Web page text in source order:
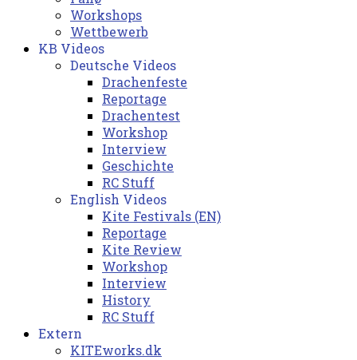
Workshops
Wettbewerb
KB Videos
Deutsche Videos
Drachenfeste
Reportage
Drachentest
Workshop
Interview
Geschichte
RC Stuff
English Videos
Kite Festivals (EN)
Reportage
Kite Review
Workshop
Interview
History
RC Stuff
Extern
KITEworks.dk